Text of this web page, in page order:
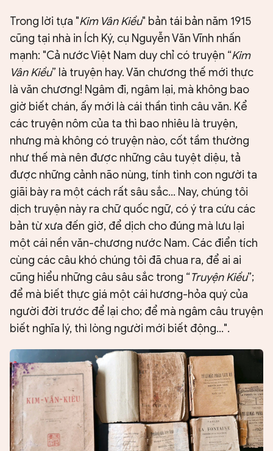
Trong lời tựa "Kim Vân Kiều" bản tái bản năm 1915
cũng tại nhà in Ích Ký, cụ Nguyễn Văn Vĩnh nhấn
mạnh: "Cả nước Việt Nam duy chỉ có truyện “Kim
Vân Kiều” là truyện hay. Văn chương thế mới thực
là văn chương! Ngâm đi, ngâm lại, mà không bao
giờ biết chán, ấy mới là cái thần tình câu văn. Kể
các truyện nôm của ta thì bao nhiêu là truyện,
nhưng mà không có truyện nào, cốt tầm thường
như thế mà nên được những câu tuyệt diệu, tả
được những cảnh não nùng, tính tình con người ta
giãi bày ra một cách rất sâu sắc... Nay, chúng tôi
dịch truyện này ra chữ quốc ngữ, có ý tra cứu các
bản từ xưa đến giờ, để dịch cho đúng mà lưu lại
một cái nền văn-chương nước Nam. Các điển tích
cùng các câu khó chúng tôi đã chua ra, để ai ai
cũng hiểu những câu sâu sắc trong “Truyện Kiều”;
để mà biết thực giá một cái hương-hỏa quý của
người đời trước để lại cho; để mà ngâm câu truyện
biết nghĩa lý, thì lòng người mới biết động...".